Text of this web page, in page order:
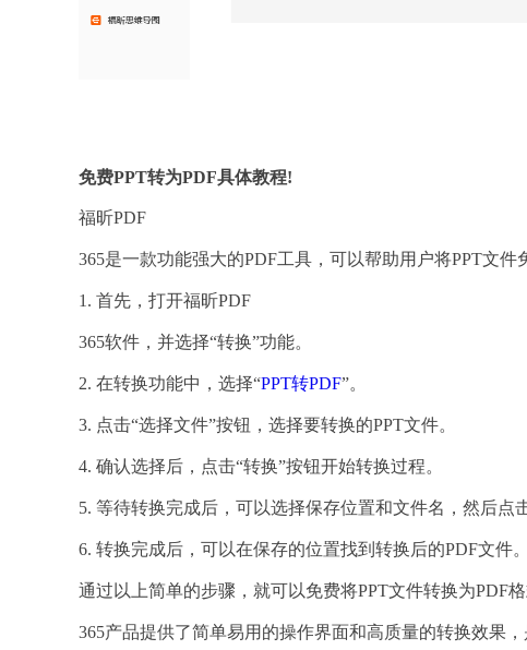
免费PPT转为PDF具体教程!
福昕PDF
365是一款功能强大的PDF工具，可以帮助用户将PPT文件
1. 首先，打开福昕PDF
365软件，并选择“转换”功能。
2. 在转换功能中，选择“PPT转PDF”。
3. 点击“选择文件”按钮，选择要转换的PPT文件。
4. 确认选择后，点击“转换”按钮开始转换过程。
5. 等待转换完成后，可以选择保存位置和文件名，然后点
6. 转换完成后，可以在保存的位置找到转换后的PDF文件。
通过以上简单的步骤，就可以免费将PPT文件转换为PDF
365产品提供了简单易用的操作界面和高质量的转换效果，